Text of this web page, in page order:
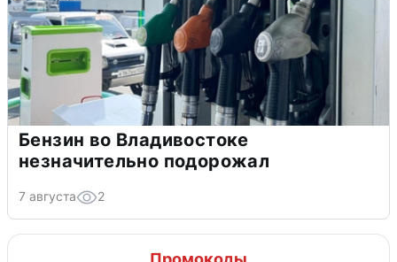
Бензин во Владивостоке
незначительно подорожал
7 августа 2